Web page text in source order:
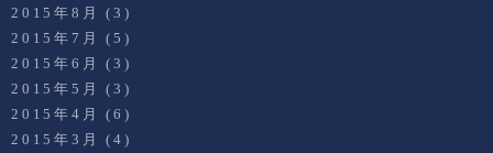
2015年8月
(3)
2015年7月
(5)
2015年6月
(3)
2015年5月
(3)
2015年4月
(6)
2015年3月
(4)